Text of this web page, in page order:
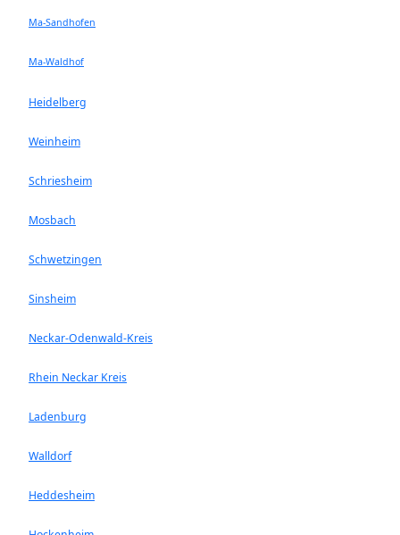
Ma-Sandhofen
Ma-Waldhof
Heidelberg
Weinheim
Schriesheim
Mosbach
Schwetzingen
Sinsheim
Neckar-Odenwald-Kreis
Rhein Neckar Kreis
Ladenburg
Walldorf
Heddesheim